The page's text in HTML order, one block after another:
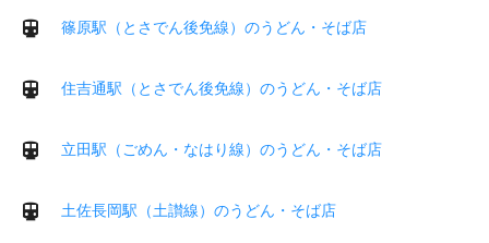
篠原駅（とさでん後免線）のうどん・そば店
住吉通駅（とさでん後免線）のうどん・そば店
立田駅（ごめん・なはり線）のうどん・そば店
土佐長岡駅（土讃線）のうどん・そば店